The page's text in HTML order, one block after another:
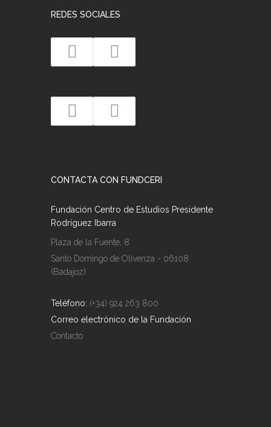
REDES SOCIALES
CONTACTA CON FUNDCERI
Fundación Centro de Estudios Presidente
Rodríguez Ibarra
Plaza de la Fuente, 8
Santo Domingo de Olivenza - 06108
(Badajoz)
Teléfono: (+34) 924 263 800
Correo electrónico de la Fundación
Contacto